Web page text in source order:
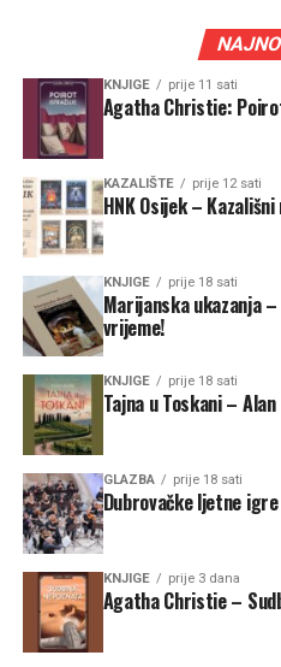
KNJIGE prije 11 sati
Agatha Christie:
KAZALIŠTE prije 12 sati
HNK Osijek –
KNJIGE prije 18 sati
Marijanska ukazanja –
vrijeme!
KNJIGE prije 18 sati
Tajna u Toskani –
GLAZBA prije 18 sati
Dubrovačke ljetne
KNJIGE prije 3 dana
Agatha Christie –